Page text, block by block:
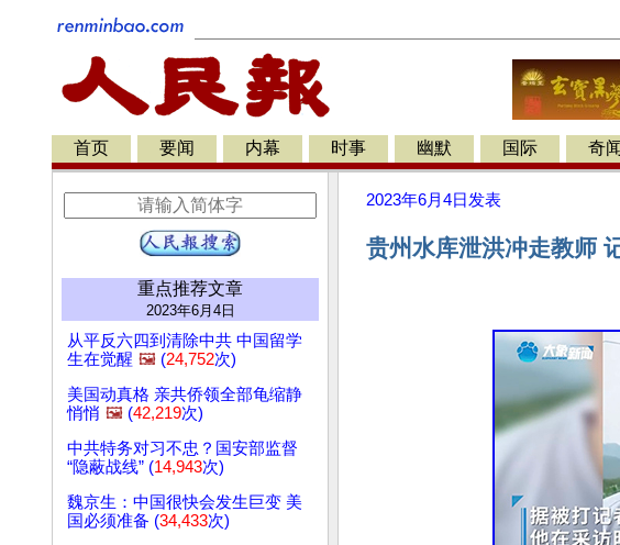
首页 要闻 内幕 时事 幽默 国际 奇闻
重点推荐文章
2023年6月4日
从平反六四到清除中共 中国留学
生在觉醒 🖼️ (24,752次)
美国动真格 亲共侨领全部龟缩静
悄悄 🖼️ (42,219次)
中共特务对习不忠？国安部监督
“隐蔽战线” (14,943次)
魏京生：中国很快会发生巨变 美
国必须准备 (34,433次)
2023年6月4日 发表
贵州水库泄洪冲走教师